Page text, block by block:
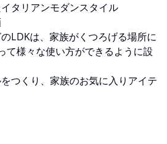
タリアンモダンスタイル
LDKは、家族がくつろげる場所に
て様々な使い方ができるように設
つくり、家族のお気に入りアイテ